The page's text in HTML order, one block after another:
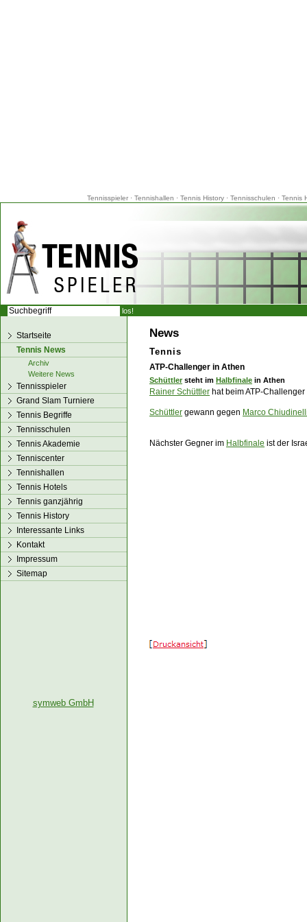
Tennisspieler· Tennishallen · Tennis History· Tennisschulen · Tennis
News
Tennis
ATP-Challenger in Athen
Schüttler steht im Halbfinale in Athen
Rainer Schüttler hat beim ATP-
Schüttler gewann gegen Marco
Nächster Gegner im Halbfinale ist der
Startseite
Tennis News
Archiv
Weitere News
Tennisspieler
Grand Slam Turniere
Tennis Begriffe
Tennisschulen
Tennis Akademie
Tenniscenter
Tennishallen
Tennis Hotels
Tennis ganzjährig
Tennis History
Interessante Links
Kontakt
Impressum
Sitemap
symweb GmbH
los!